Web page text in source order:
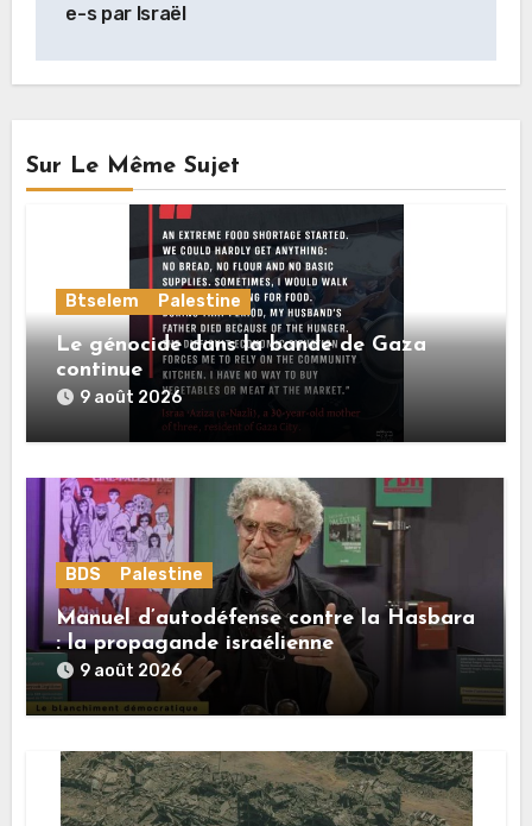
e-s par Israël
Sur Le Même Sujet
Btselem Palestine
Le génocide dans la bande de Gaza
continue
9 août 2026
BDS Palestine
Manuel d’autodéfense contre la Hasbara
: la propagande israélienne
9 août 2026